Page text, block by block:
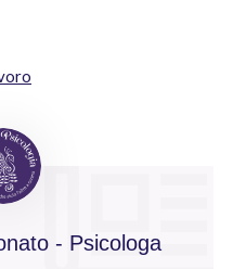
- Psicologa